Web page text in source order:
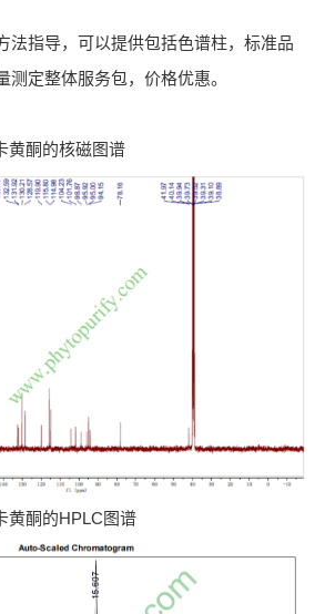
法指导，可以提供包括色谱柱，标准品
测定整体服务包，价格优惠。
黄酮的核磁图谱
黄酮的HPLC图谱